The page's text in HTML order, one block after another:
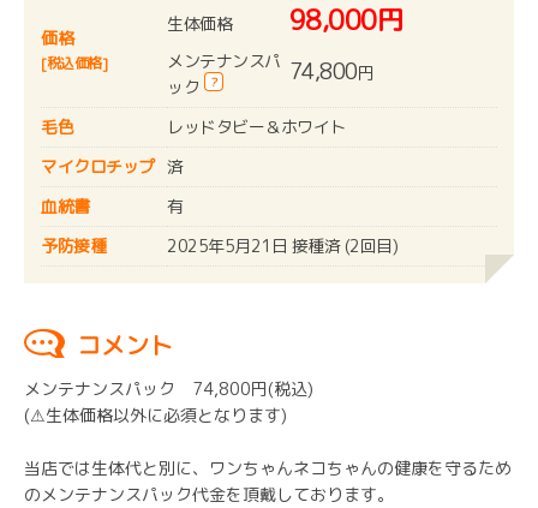
価格
[税込価格]
生体価格 98,000円
メンテナンスパ
ック
? 74,800円
毛色
レッドタビー＆ホワイト
マイクロチップ 済
血統書
有
予防接種
2025年5月21日 接種済 (2回目)
コメント
メンテナンスパック 74,800円(税込)
(⚠︎生体価格以外に必須となります)
当店では生体代と別に、ワンちゃんネコちゃんの健康を守るため
のメンテナンスパック代金を頂戴しております。